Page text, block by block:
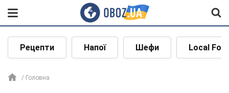
Рецепти Напої Шефи Local
Головна